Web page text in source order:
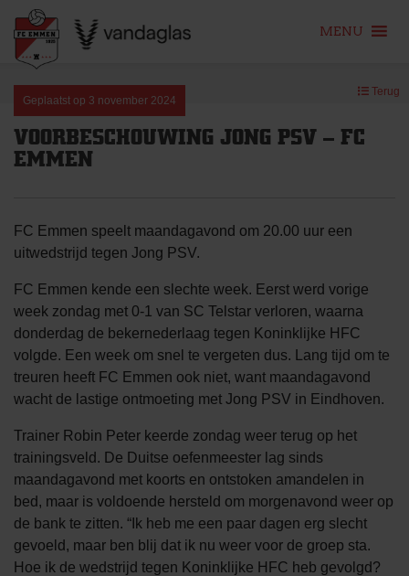
content
MENU
Geplaatst op 3 november 2024
Terug
VOORBESCHOUWING JONG PSV – FC
EMMEN
FC Emmen speelt maandagavond om 20.00 uur een
uitwedstrijd tegen Jong PSV.
FC Emmen kende een slechte week. Eerst werd vorige
week zondag met 0-1 van SC Telstar verloren, waarna
donderdag de bekernederlaag tegen Koninklijke HFC
volgde. Een week om snel te vergeten dus. Lang tijd om te
treuren heeft FC Emmen ook niet, want maandagavond
wacht de lastige ontmoeting met Jong PSV in Eindhoven.
Trainer Robin Peter keerde zondag weer terug op het
trainingsveld. De Duitse oefenmeester lag sinds
maandagavond met koorts en ontstoken amandelen in
bed, maar is voldoende hersteld om morgenavond weer op
de bank te zitten. “Ik heb me een paar dagen erg slecht
gevoeld, maar ben blij dat ik nu weer voor de groep sta.
Hoe ik de wedstrijd tegen Koninklijke HFC heb gevolgd?